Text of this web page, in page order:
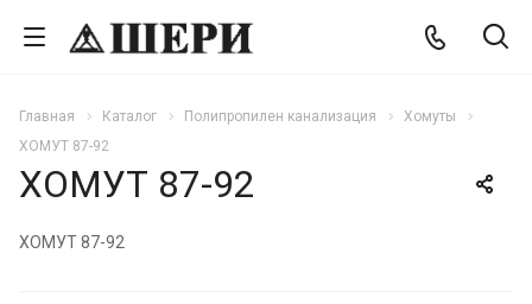
Главная Каталог Полипропилен канализация
Хомуты
ХОМУТ 87-92
ХОМУТ 87-92
ХОМУТ 87-92